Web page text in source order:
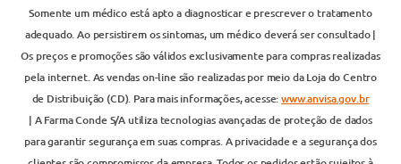
Somente um médico está apto a diagnosticar e prescrever o tratamento
adequado. Ao persistirem os sintomas, um médico deverá ser consultado |
Os preços e promoções são válidos exclusivamente para compras realizadas
pela internet. As vendas on-line são realizadas por meio da Loja do Centro
de Distribuição (CD). Para mais informações, acesse:www.anvisa.gov.br
| A Farma Conde S/A utiliza tecnologias avançadas de proteção de dados
para garantir segurança em suas compras. A privacidade e a segurança dos